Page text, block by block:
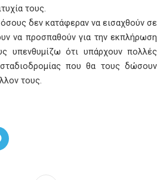
τους.
δεν κατάφεραν να εισαχθούν σε
να προσπαθούν για την εκπλήρωση
υπενθυμίζω ότι υπάρχουν πολλές
σταδιοδρομίας που θα τους δώσουν
τους.